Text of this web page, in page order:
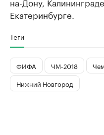
Екатеринбурге.
Теги
ФИФА ЧМ-2018
Нижний Новгород